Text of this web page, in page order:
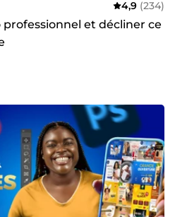
4,9 (234)
et décliner ce